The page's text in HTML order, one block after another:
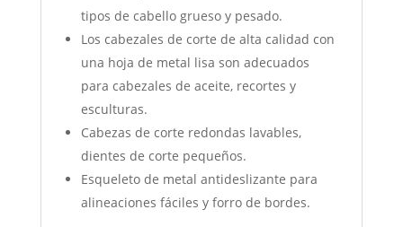
tipos de cabello grueso y pesado.
Los cabezales de corte de alta calidad con
una hoja de metal lisa son adecuados
para cabezales de aceite, recortes y
esculturas.
Cabezas de corte redondas lavables,
dientes de corte pequeños.
Esqueleto de metal antideslizante para
alineaciones fáciles y forro de bordes.